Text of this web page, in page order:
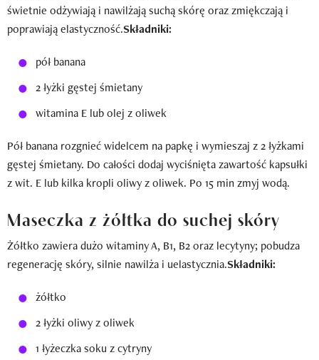
świetnie odżywiają i nawilżają suchą skórę oraz zmiękczają i
poprawiają elastyczność.Składniki:
pół banana
2 łyżki gęstej śmietany
witamina E lub olej z oliwek
Pół banana rozgnieć widelcem na papkę i wymieszaj z 2 łyżkami
gęstej śmietany. Do całości dodaj wyciśnięta zawartość kapsułki
z wit. E lub kilka kropli oliwy z oliwek. Po 15 min zmyj wodą.
Maseczka z żółtka do suchej skóry
Żółtko zawiera dużo witaminy A, B1, B2 oraz lecytyny; pobudza
regenerację skóry, silnie nawilża i uelastycznia.Składniki:
żółtko
2 łyżki oliwy z oliwek
1 łyżeczka soku z cytryny